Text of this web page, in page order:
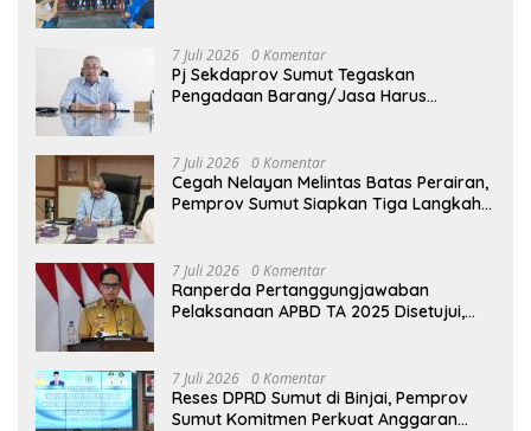
7 Juli 2026 0 Komentar
Pj Sekdaprov Sumut Tegaskan
Pengadaan Barang/Jasa Harus
7 Juli 2026 0 Komentar
Cegah Nelayan Melintas Batas Perairan,
Pemprov Sumut Siapkan Tiga Langkah
7 Juli 2026 0 Komentar
Ranperda Pertanggungjawaban
Pelaksanaan APBD TA 2025 Disetujui,
7 Juli 2026 0 Komentar
Reses DPRD Sumut di Binjai, Pemprov
Sumut Komitmen Perkuat Anggaran